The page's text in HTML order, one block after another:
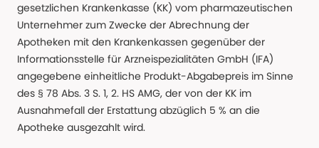
gesetzlichen Krankenkasse (KK) vom pharmazeutischen
Unternehmer zum Zwecke der Abrechnung der
Apotheken mit den Krankenkassen gegenüber der
Informationsstelle für Arzneispezialitäten GmbH (IFA)
angegebene einheitliche Produkt-Abgabepreis im Sinne
des § 78 Abs. 3 S. 1, 2. HS AMG, der von der KK im
Ausnahmefall der Erstattung abzüglich 5 % an die
Apotheke ausgezahlt wird.